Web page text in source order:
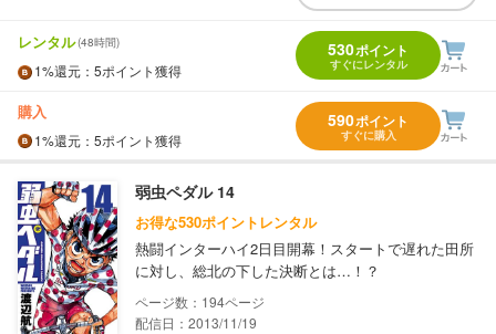
レンタル(48時間)
1%還元 ：5ポイント獲得
530ポイント
すぐにレンタル
購入
1%還元 ：5ポイント獲得
590ポイント
すぐに購入
弱虫ペダル 14
お得な530ポイントレンタル
熱闘インターハイ2日目開幕！スタートで遅れた田所
に対し、総北の下した決断とは…！？
194
配信日：2013/11/19